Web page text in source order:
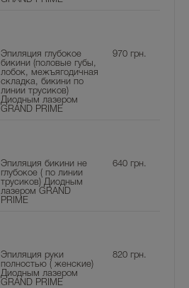
Эпиляция глубокое
бикини (половые губы,
лобок, межъягодичная
складка, бикини по
линии трусиков)
Диодным лазером
GRAND PRIME
970грн.
Эпиляция бикини не
глубокое ( по линии
трусиков) Диодным
лазером GRAND
PRIME
640грн.
Эпиляция руки
полностью ( женские)
Диодным лазером
GRAND PRIME
820грн.